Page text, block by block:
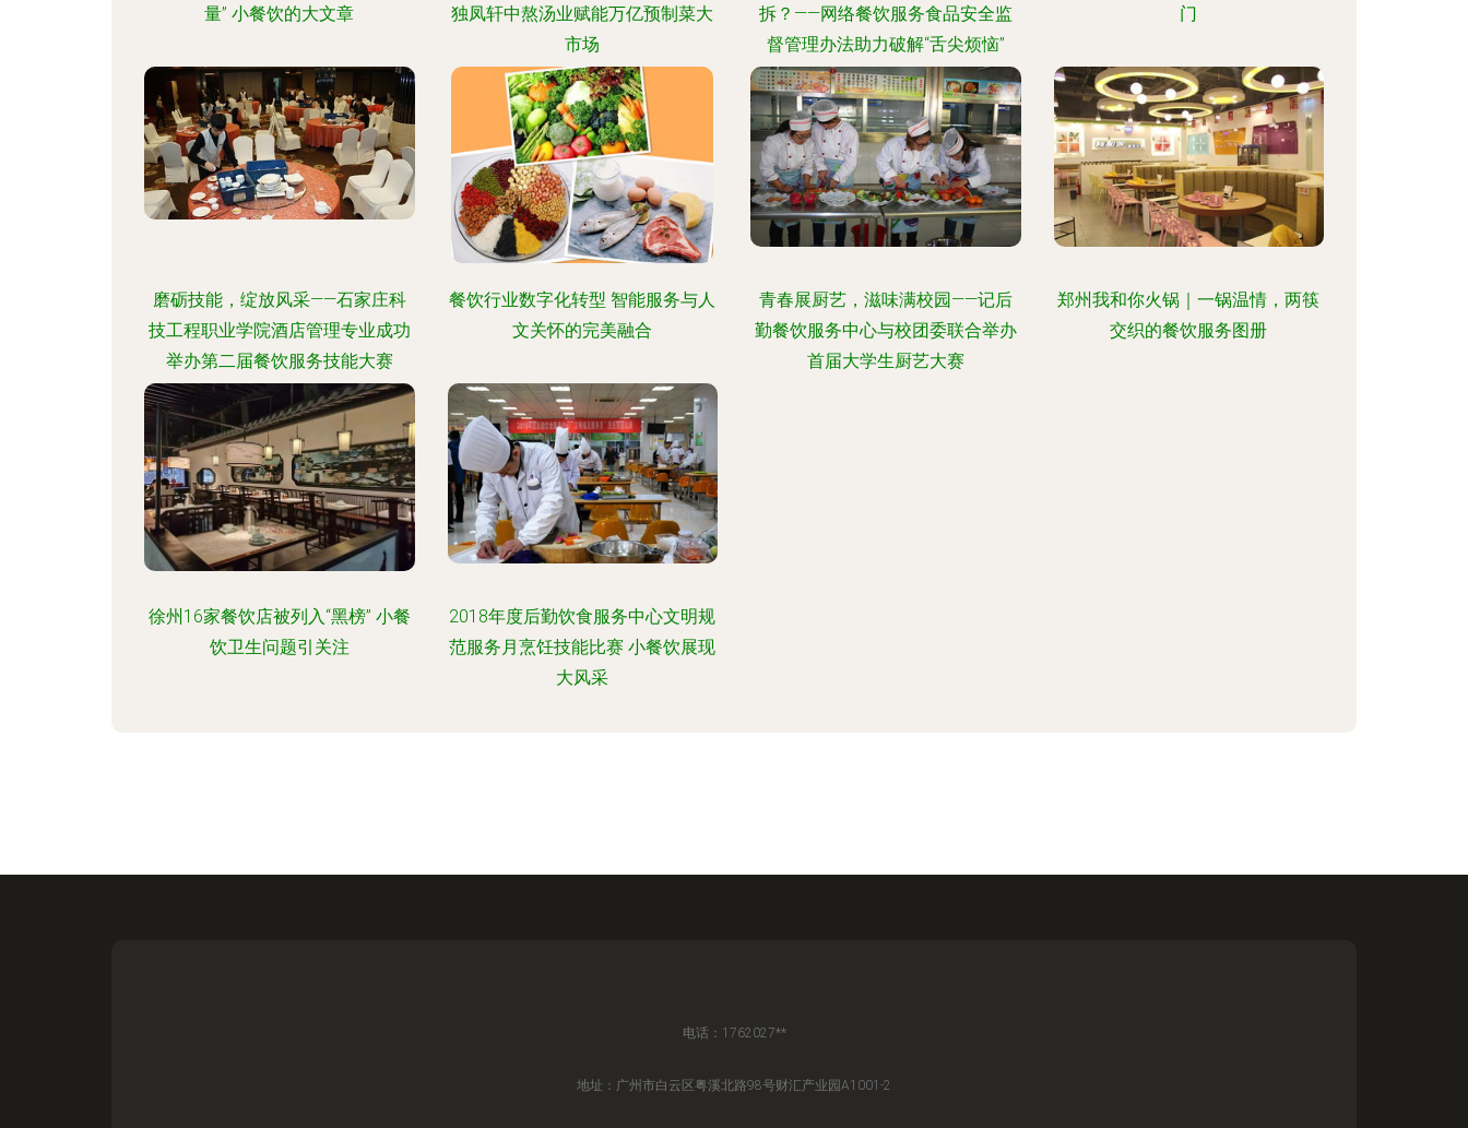
量” 小餐饮的大文章
独凤轩中熬汤业赋能万亿预制菜大
市场
拆？——网络餐饮服务食品安全监
督管理办法助力破解“舌尖烦恼”
门
磨砺技能，绽放风采——石家庄科
技工程职业学院酒店管理专业成功
举办第二届餐饮服务技能大赛
餐饮行业数字化转型 智能服务与人
文关怀的完美融合
青春展厨艺，滋味满校园——记后
勤餐饮服务中心与校团委联合举办
首届大学生厨艺大赛
郑州我和你火锅｜一锅温情，两筷
交织的餐饮服务图册
徐州16家餐饮店被列入“黑榜” 小餐
饮卫生问题引关注
2018年度后勤饮食服务中心文明规
范服务月烹饪技能比赛 小餐饮展现
大风采
电话：1762027**
地址：广州市白云区粤溪北路98号财汇产业园A1001-2